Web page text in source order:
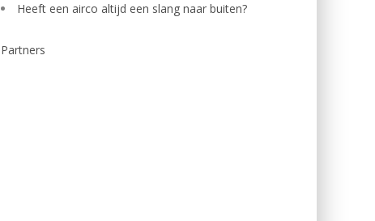
Heeft een airco altijd een slang naar buiten?
Partners